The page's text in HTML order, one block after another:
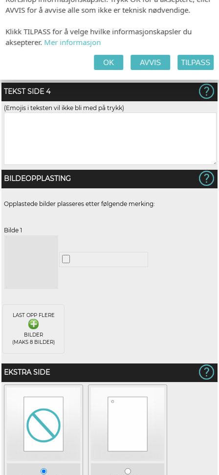
TEKST SIDE 3
TEKST SIDE 4
(Emojis i teksten vil ikke bli med på trykk)
BILDEOPPLASTING
Opplastede bilder plasseres etter følgende merking:
Bilde 1
LAST OPP FLERE
BILDER
(MAKS 8 BILDER)
EKSTRA SIDE
AVVIS for å avvise alle som ikke er teknisk nødvendige.
Klikk TILPASS for å velge hvilke informasjonskapsler du
aksepterer. Mer informasjon
OK AVVIS TILPASS